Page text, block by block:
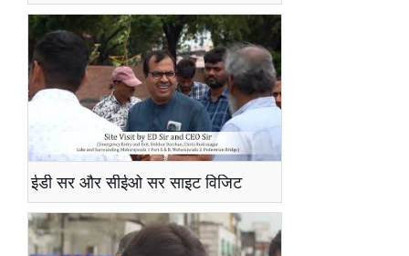
ईडी सर और सीईओ सर साइट विजिट